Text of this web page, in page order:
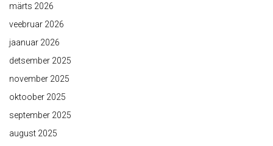
märts 2026
veebruar 2026
jaanuar 2026
detsember 2025
november 2025
oktoober 2025
september 2025
august 2025